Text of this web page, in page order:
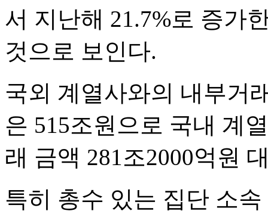
서 지난해 21.7%로 증가
것으로 보인다.
국외 계열사와의 내부거
은 515조원으로 국내 계
래 금액 281조2000억원
특히 총수 있는 집단 소